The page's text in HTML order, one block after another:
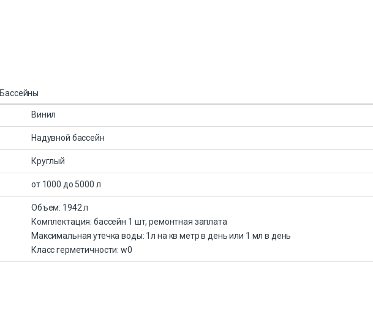
Бассейны
Винил
Надувной бассейн
Круглый
от 1000 до 5000 л
Объем: 1942 л
Комплектация: бассейн 1 шт, ремонтная заплата
Максимальная утечка воды: 1л на кв метр в день или 1 мл в день
Класс герметичности: w0